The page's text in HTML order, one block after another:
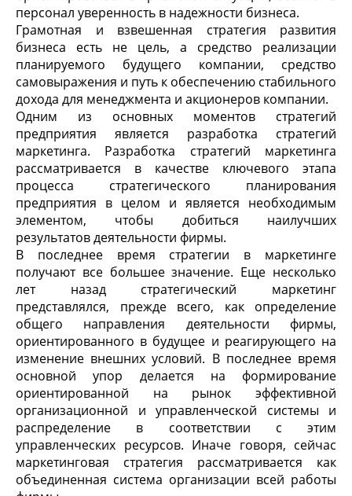
персонал уверенность в надежности бизнеса.
Грамотная и взвешенная стратегия развития
бизнеса есть не цель, а средство реализации
планируемого будущего компании, средство
самовыражения и путь к обеспечению стабильного
дохода для менеджмента и акционеров компании.
Одним из основных моментов стратегий
предприятия является разработка стратегий
маркетинга. Разработка стратегий маркетинга
рассматривается в качестве ключевого этапа
процесса стратегического планирования
предприятия в целом и является необходимым
элементом, чтобы добиться наилучших
результатов деятельности фирмы.
В последнее время стратегии в маркетинге
получают все большее значение. Еще несколько
лет назад стратегический маркетинг
представлялся, прежде всего, как определение
общего направления деятельности фирмы,
ориентированного в будущее и реагирующего на
изменение внешних условий. В последнее время
основной упор делается на формирование
ориентированной на рынок эффективной
организационной и управленческой системы и
распределение в соответствии с этим
управленческих ресурсов. Иначе говоря, сейчас
маркетинговая стратегия рассматривается как
объединенная система организации всей работы